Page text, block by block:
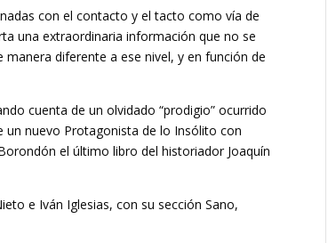
con el contacto y el tacto como vía de
una extraordinaria información que no se
diferente a ese nivel, y en función de
cuenta de un olvidado “prodigio” ocurrido
un nuevo Protagonista de lo Insólito con
el último libro del historiador Joaquín
e Iván Iglesias, con su sección Sano,